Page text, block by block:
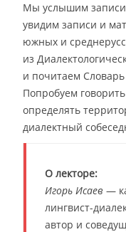
Мы услышим записи
увидим записи и
южных и
из
и почитаем
Попробуем
определять
диалектный
О лекторе:
Игорь Исаев —
лингвист-
автор и